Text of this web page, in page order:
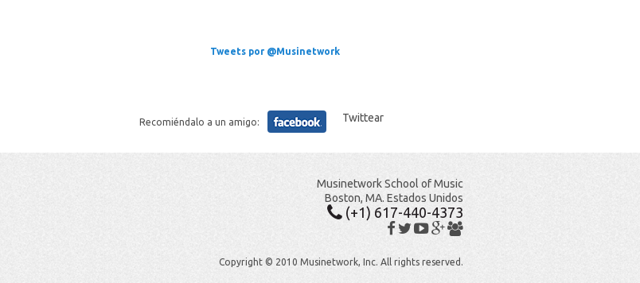
Tweets por @Musinetwork
Recomiéndalo a un amigo: Twittear
Musinetwork School of Music
Boston, MA. Estados Unidos
(+1) 617-440-4373
Copyright © 2010 Musinetwork, Inc. All rights reserved.